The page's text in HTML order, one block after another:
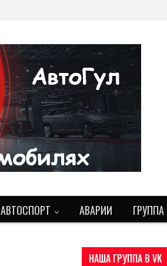
АВТОСПОРТ АВАРИИ ГРУППА
НАША ГРУППА В VK